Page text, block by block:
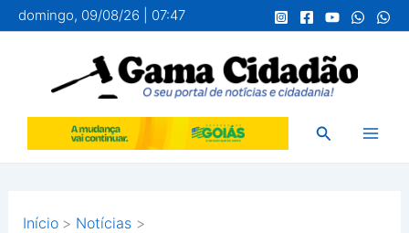
para
conteúdo
domingo, 09/08/26 | 07:47
Pesquisar
Início
Notícias